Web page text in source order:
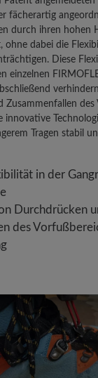
von 5 Sternen
auch
von diesen
Sie sind
einen
Halt –
für
und
fächerartig
durch ihren hohen
ohne dabei die
Diese
einzelnen
des
innovative
Tragen stabil
in der
Durchdrücken
des